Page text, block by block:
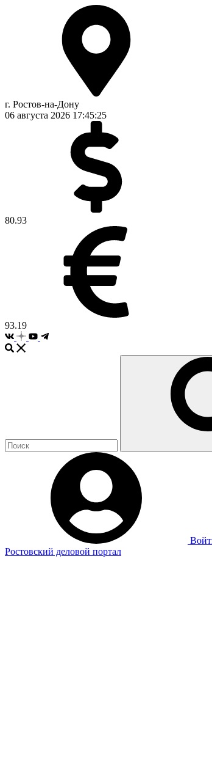
г. Ростов-на-Дону
06 августа 2026 17:45:26
80.93
93.19
Ростовский деловой портал